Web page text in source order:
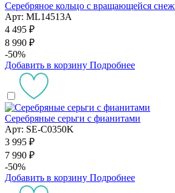
Серебряное кольцо с вращающейся
Арт: ML14513A
4 495 ₽
8 990 ₽
-50%
Добавить в корзину Подробнее
Серебряные серьги с фианитами
Арт: SE-C0350K
3 995 ₽
7 990 ₽
-50%
Добавить в корзину Подробнее